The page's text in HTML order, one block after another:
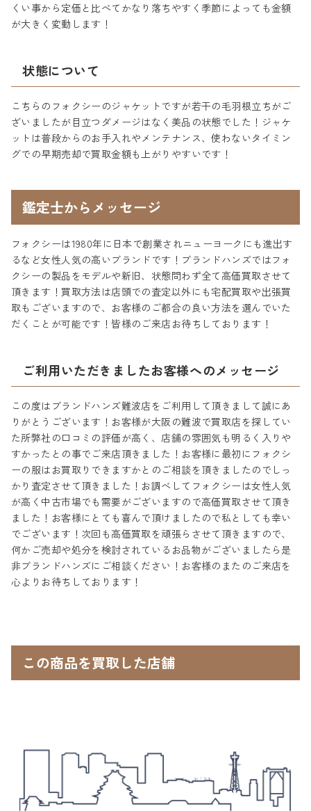
くい事から定価と比べてかなり落ちやすく季節によっても金額
が大きく変動します！
状態について
こちらのフォクシーのジャケットですが若干の毛羽根立ちがご
ざいましたが目立つダメージはなく美品の状態でした！ジャケ
ットは普段からのお手入れやメンテナンス、使わないタイミン
グでの早期売却で買取金額も上がりやすいです！
鑑定士からメッセージ
フォクシーは1980年に日本で創業されニューヨークにも進出す
るなど女性人気の高いブランドです！ブランドハンズではフォ
クシーの製品をモデルや新旧、状態問わず全て高価買取させて
頂きます！買取方法は店頭での査定以外にも宅配買取や出張買
取もございますので、お客様のご都合の良い方法を選んでいた
だくことが可能です！皆様のご来店お待ちしております！
ご利用いただきましたお客様へのメッセージ
この度はブランドハンズ難波店をご利用して頂きまして誠にあ
りがとうございます！お客様が大阪の難波で買取店を探してい
た所弊社の口コミの評価が高く、店舗の雰囲気も明るく入りや
すかったとの事でご来店頂きました！お客様に最初にフォクシ
ーの服はお買取りできますかとのご相談を頂きましたのでしっ
かり査定させて頂きました！お調べしてフォクシーは女性人気
が高く中古市場でも需要がございますので高価買取させて頂き
ました！お客様にとても喜んで頂けましたので私としても幸い
でございます！次回も高価買取を頑張らさせて頂きますので、
何かご売却や処分を検討されているお品物がございましたら是
非ブランドハンズにご相談ください！お客様のまたのご来店を
心よりお待ちしております！
この商品を買取した店舗